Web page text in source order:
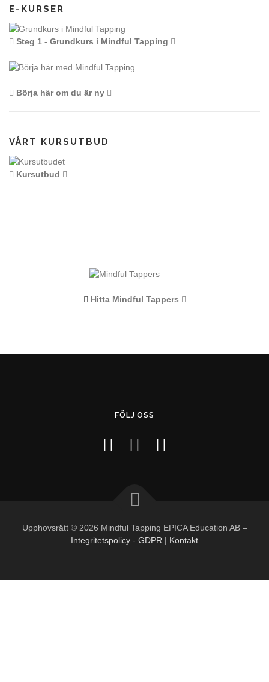
E-KURSER
Steg 1 - Grundkurs i Mindful Tapping
Börja här om du är ny
VÅRT KURSUTBUD
Kursutbud
Hitta Mindful Tappers
FÖLJ OSS
Upphovsrätt © 2026 Mindful Tapping EPICA Education AB –
Integritetspolicy - GDPR | Kontakt